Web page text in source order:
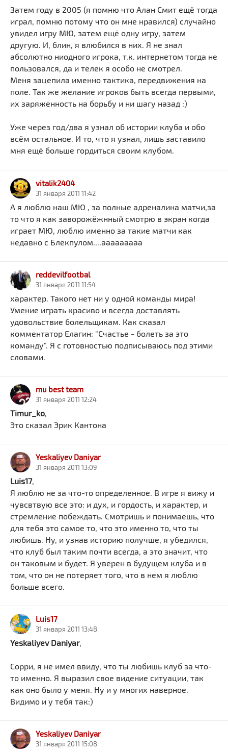
Затем году в 2005 (я помню что Алан Смит ещё тогда
играл, помню потому что он мне нравился) случайно
увидел игру МЮ, затем ещё одну игру, затем
другую. И, блин, я влюбился в них. Я не знал
абсолютно ниодного игрока, т.к. интернетом тогда не
пользовался, да и телек я особо не смотрел.
Меня зацепила именно тактика, передвижения на
поле. Так же желание игроков быть всегда первыми,
их заряженность на борьбу и ни шагу назад :)
Уже через год/два я узнал об истории клуба и обо
всём остальное. И то, что я узнал, лишь заставило
мня ещё больше гордиться своим клубом.
vitalik2404
31 января 2011 11:42
А я люблю наш МЮ , за полные адреналина матчи,за
то что я как заворожёжнный смотрю в экран когда
играет МЮ, люблю именно за такие матчи как
недавно с Блекпулом....ааааааааа
reddevilfootbal
31 января 2011 11:54
характер. Такого нет ни у одной команды мира!
Умение играть красиво и всегда доставлять
удовольствие болельщикам. Как сказал
комментатор Елагин: "Счастье - болеть за это
команду". Я с готовностью подписываюсь под этими
словами.
mu best team
31 января 2011 12:24
Timur_ko,
Это сказал Эрик Кантона
Yeskaliyev Daniyar
31 января 2011 13:09
Luis17,
Я люблю не за что-то определенное. В игре я вижу и
чувсвтвую все это: и дух, и гордость, и характер, и
стремление побеждать. Смотришь и понимаешь, что
для тебя это самое то, что это именно то, что ты
любишь. Ну, и узнав историю получше, я убедился,
что клуб был таким почти всегда, а это значит, что
он таковым и будет. Я уверен в будущем клуба и в
том, что он не потеряет того, что в нем я люблю
больше всего.
Luis17
31 января 2011 13:48
Yeskaliyev Daniyar,
Сорри, я не имел ввиду, что ты любишь клуб за что-
то именно. Я выразил свое видение ситуации, так
как оно было у меня. Ну и у многих наверное.
Видимо и у тебя так:)
Yeskaliyev Daniyar
31 января 2011 15:08